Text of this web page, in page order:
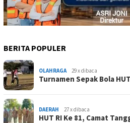
BERITA POPULER
OLAHRAGA 29 x dibaca
Turnamen Sepak Bola
DAERAH 27 x dibaca
HUT RI Ke 81, Camat